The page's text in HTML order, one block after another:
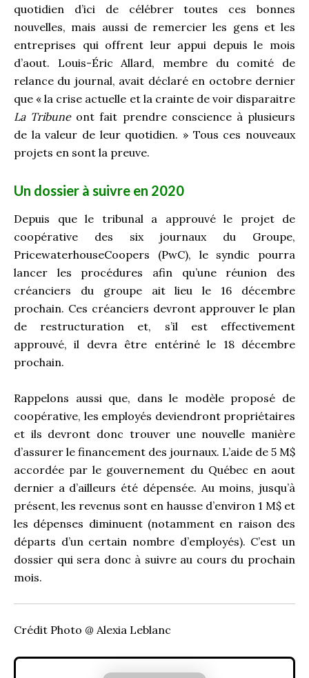
quotidien d’ici de célébrer toutes ces bonnes
nouvelles, mais aussi de remercier les gens et les
entreprises qui offrent leur appui depuis le mois
d’aout. Louis-Éric Allard, membre du comité de
relance du journal, avait déclaré en octobre dernier
que « la crise actuelle et la crainte de voir disparaitre
La Tribune ont fait prendre conscience à plusieurs
de la valeur de leur quotidien. » Tous ces nouveaux
projets en sont la preuve.
Un dossier à suivre en 2020
Depuis que le tribunal a approuvé le projet de
coopérative des six journaux du Groupe,
PricewaterhouseCoopers (PwC), le syndic pourra
lancer les procédures afin qu’une réunion des
créanciers du groupe ait lieu le 16 décembre
prochain. Ces créanciers devront approuver le plan
de restructuration et, s’il est effectivement
approuvé, il devra être entériné le 18 décembre
prochain.
Rappelons aussi que, dans le modèle proposé de
coopérative, les employés deviendront propriétaires
et ils devront donc trouver une nouvelle manière
d’assurer le financement des journaux. L’aide de 5 M$
accordée par le gouvernement du Québec en aout
dernier a d’ailleurs été dépensée. Au moins, jusqu’à
présent, les revenus sont en hausse d’environ 1 M$ et
les dépenses diminuent (notamment en raison des
départs d’un certain nombre d’employés). C’est un
dossier qui sera donc à suivre au cours du prochain
mois.
Crédit Photo @ Alexia Leblanc